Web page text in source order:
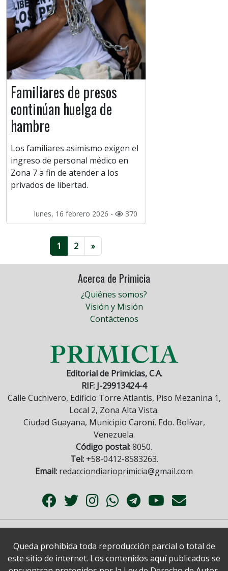
Familiares de presos
continúan huelga de
hambre
Los familiares asimismo exigen el
ingreso de personal médico en
Zona 7 a fin de atender a los
privados de libertad.
lunes, 16 febrero 2026 - 370
1 2 »
Acerca de Primicia
¿Quiénes somos?
Visión y Misión
Contáctenos
Editorial de Primicias, C.A.
RIF: J-29913424-4
Calle Cuchivero, Edificio Torre Atlantis, Piso Mezanina 1,
Local 2, Zona Alta Vista.
Ciudad Guayana, Municipio Caroní, Edo. Bolívar,
Venezuela.
Código postal:8050.
Tel:+58-0412-8583263.
Email: redacciondiarioprimicia@gmail.com
Queda prohibida toda reproducción parcial o total de
este sitio de internet. Los contenidos aquí publicados se